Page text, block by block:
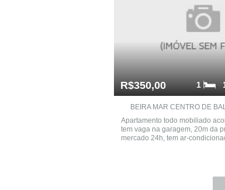
R$350,00 1
BEIRA MAR CENTRO DE
Apartamento todo mobiliado
tem vaga na garagem, 20m da
mercado 24h, tem ar-